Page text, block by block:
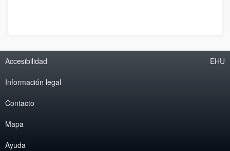
Accesibilidad
Información legal
Contacto
Mapa
Ayuda
EHU